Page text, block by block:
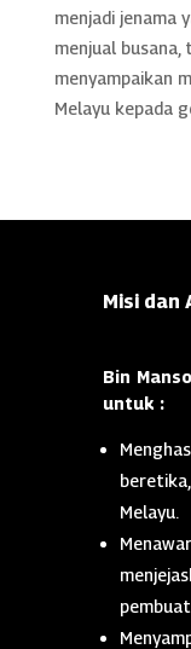
menjadi jenama
menjual
menyampaikan
Melayu kepada
Misi dan
Bin
untuk :
Melayu.